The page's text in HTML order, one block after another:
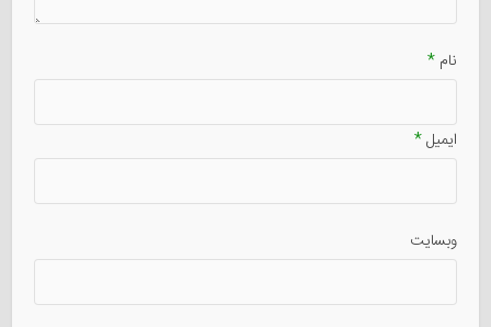
نام*
ایمیل*
وبسایت